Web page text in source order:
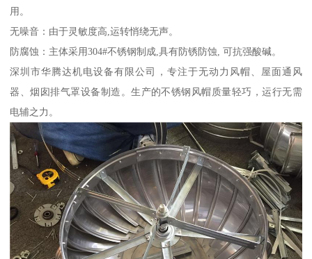
用。
无噪音：由于灵敏度高,运转悄绕无声。
防腐蚀：主体采用304#不锈钢制成,具有防锈防蚀, 可抗强酸碱。
深圳市华腾达机电设备有限公司，专注于无动力风帽、屋面通风
器、烟囱排气罩设备制造。生产的不锈钢风帽质量轻巧，运行无需
电辅之力。